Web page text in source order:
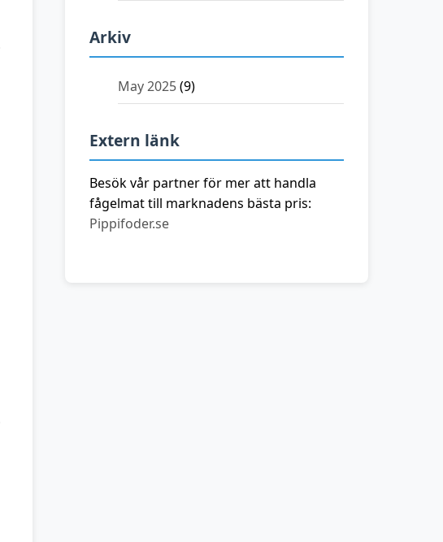
Arkiv
May 2025(9)
Extern länk
Besök vår partner för mer att handla
fågelmat till marknadens bästa pris:
Pippifoder.se